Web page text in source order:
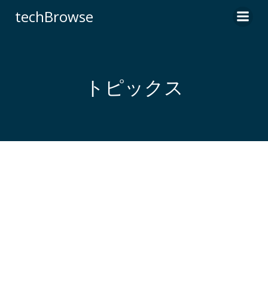
ス
techBrowse
トピックス